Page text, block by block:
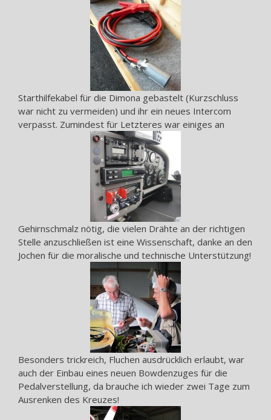
Starthilfekabel für die Dimona gebastelt (Kurzschluss
war nicht zu vermeiden) und ihr ein neues Intercom
verpasst. Zumindest für Letzteres war einiges an
Gehirnschmalz nötig, die vielen Drähte an der richtigen
Stelle anzuschließen ist eine Wissenschaft, danke an den
Jochen für die moralische und technische Unterstützung!
Besonders trickreich, Fluchen ausdrücklich erlaubt, war
auch der Einbau eines neuen Bowdenzuges für die
Pedalverstellung, da brauche ich wieder zwei Tage zum
Ausrenken des Kreuzes!